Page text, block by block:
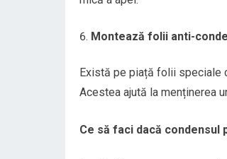
Montează folii anti-
Există pe piață folii speciale
Acestea ajută la menținerea
Ce să faci dacă condensul